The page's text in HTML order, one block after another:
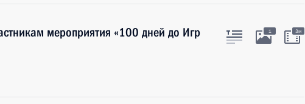
мероприятия «100 дней до Игр
1 3м